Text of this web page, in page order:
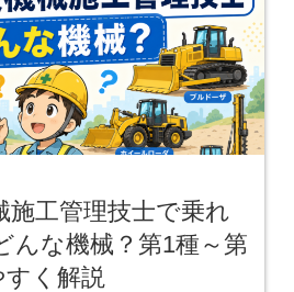
施工管理技士で乗れ
んな機械？第1種～第
く解説